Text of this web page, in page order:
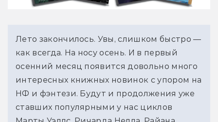
Лето закончилось. Увы, слишком быстро —
как всегда. На носу осень. И в первый
осенний месяц появится довольно много
интересных книжных новинок с упором на
НФ и фэнтези. Будут и продолжения уже
ставших популярными у нас циклов